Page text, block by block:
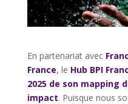
En partenariat avec
France, le Hub BPI
2025 de son mapping
impact. Puisque nous